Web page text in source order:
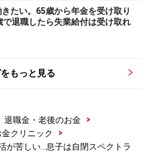
たい。65歳から年金を受け取り
で退職したら失業給付は受け取れ
もっと見る
退職金・老後のお金
>
クリニック
>
が苦しい…息子は自閉スペクトラ